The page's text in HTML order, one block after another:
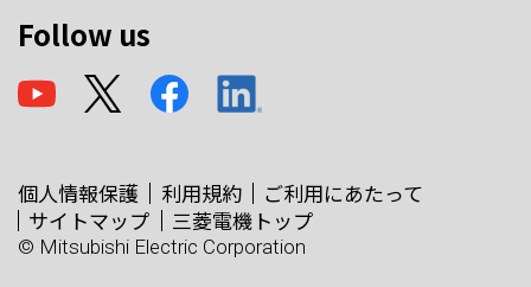
Follow us
個人情報保護 利用規約
ご利用にあたって
サイトマップ
三菱電機トップ
© Mitsubishi Electric Corporation